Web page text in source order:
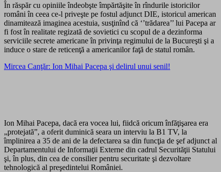
În răspăr cu opiniile îndeobşte împărtăşite în rîndurile istoricilor
români în ceea ce-l priveşte pe fostul adjunct DIE, istoricul american
dinamitează imaginea acestuia, susţinînd că ‘’trădarea’’ lui Pacepa ar
fi fost în realitate regizată de sovietici cu scopul de a dezinforma
serviciile secrete americane în privinţa regimului de la Bucureşti şi a
induce o stare de reticenţă a americanilor faţă de statul român.
Mircea Canţăr: Ion Mihai Pacepa şi delirul unui senil!
Ion Mihai Pacepa, dacă era vocea lui, fiidcă oricum înfăţişarea era
„protejată”, a oferit duminică seara un interviu la B1 TV, la
împlinirea a 35 de ani de la defectarea sa din funcţia de şef adjunct al
Departamentului de Informaţii Externe din cadrul Securităţii Statului
şi, în plus, din cea de consilier pentru securitate şi dezvoltare
tehnologică al preşedintelui României.